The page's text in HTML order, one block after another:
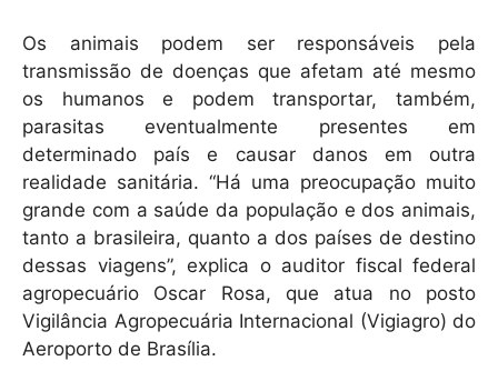
Os animais podem ser responsáveis pela
transmissão de doenças que afetam até mesmo
os humanos e podem transportar, também,
parasitas eventualmente presentes em
determinado país e causar danos em outra
realidade sanitária. “Há uma preocupação muito
grande com a saúde da população e dos animais,
tanto a brasileira, quanto a dos países de destino
dessas viagens”, explica o auditor fiscal federal
agropecuário Oscar Rosa, que atua no posto
Vigilância Agropecuária Internacional (Vigiagro) do
Aeroporto de Brasília.